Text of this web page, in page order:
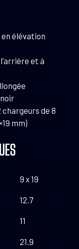
élévation
et à
de 8
mm)
9 x 19
12.7
11
21.9